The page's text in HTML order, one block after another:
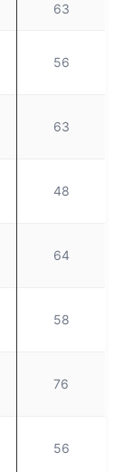
63
56
63
48
64
58
76
56